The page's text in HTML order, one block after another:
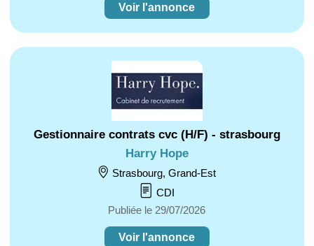
Voir l'annonce
Gestionnaire contrats cvc (H/F) - strasbourg
Harry Hope
Strasbourg, Grand-Est
CDI
Publiée le 29/07/2026
Voir l'annonce